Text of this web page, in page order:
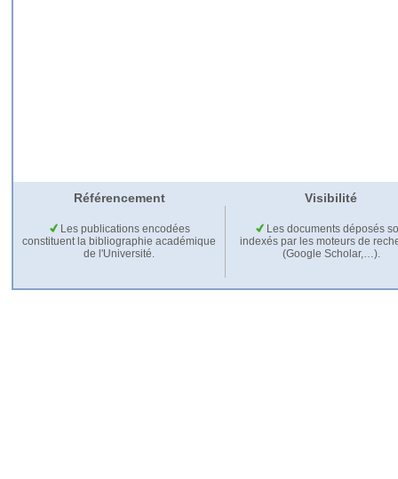
Référencement Visibilité
Les publications encodées
constituent la bibliographie académique
de l'Université.
Les documents déposés
indexés par les moteurs de
(Google Scholar,…).